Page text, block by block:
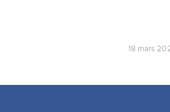
18 mars